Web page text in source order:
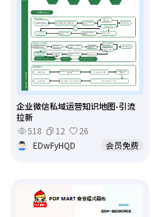
企业微信私域运营知识地图-引流
拉新
518
12
26
EDwFyHQD
会员免费